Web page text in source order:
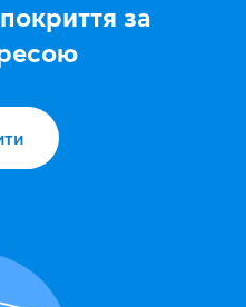
за